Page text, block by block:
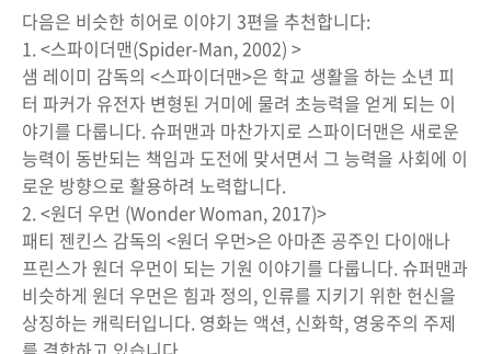
다음은 비슷한 히어로 이야기 3편을 추천합니다:
1. <스파이더맨(Spider-Man, 2002) >
샘 레이미 감독의 <스파이더맨>은 학교 생활을 하는 소년 피
터 파커가 유전자 변형된 거미에 물려 초능력을 얻게 되는 이
야기를 다룹니다. 슈퍼맨과 마찬가지로 스파이더맨은 새로운
능력이 동반되는 책임과 도전에 맞서면서 그 능력을 사회에 이
로운 방향으로 활용하려 노력합니다.
2. <원더 우먼 (Wonder Woman, 2017)>
패티 젠킨스 감독의 <원더 우먼>은 아마존 공주인 다이애나
프린스가 원더 우먼이 되는 기원 이야기를 다룹니다. 슈퍼맨과
비슷하게 원더 우먼은 힘과 정의, 인류를 지키기 위한 헌신을
상징하는 캐릭터입니다. 영화는 액션, 신화학, 영웅주의 주제